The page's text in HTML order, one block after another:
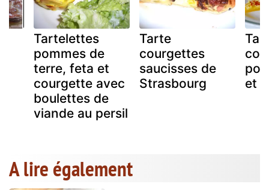
Tartelettes
pommes de
terre, feta et
courgette avec
boulettes de
viande au persil
Tarte
courgettes
saucisses de
Strasbourg
et
A lire également